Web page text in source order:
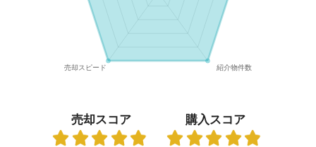
売却スコア 購入スコア